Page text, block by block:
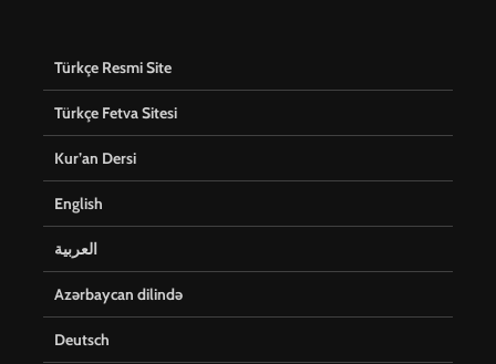
Türkçe Resmi Site
Türkçe Fetva Sitesi
Kur’an Dersi
English
العربية
Azərbaycan dilində
Deutsch